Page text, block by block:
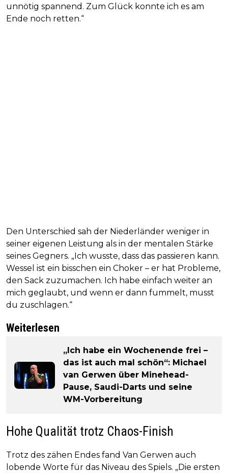
unnötig spannend. Zum Glück konnte ich es am
Ende noch retten.“
Den Unterschied sah der Niederländer weniger in
seiner eigenen Leistung als in der mentalen Stärke
seines Gegners. „Ich wusste, dass das passieren kann.
Wessel ist ein bisschen ein Choker – er hat Probleme,
den Sack zuzumachen. Ich habe einfach weiter an
mich geglaubt, und wenn er dann fummelt, musst
du zuschlagen.“
Weiterlesen
„Ich habe ein Wochenende frei –
das ist auch mal schön“: Michael
van Gerwen über Minehead-
Pause, Saudi-Darts und seine
WM-Vorbereitung
Hohe Qualität trotz Chaos-Finish
Trotz des zähen Endes fand Van Gerwen auch
lobende Worte für das Niveau des Spiels. „Die ersten